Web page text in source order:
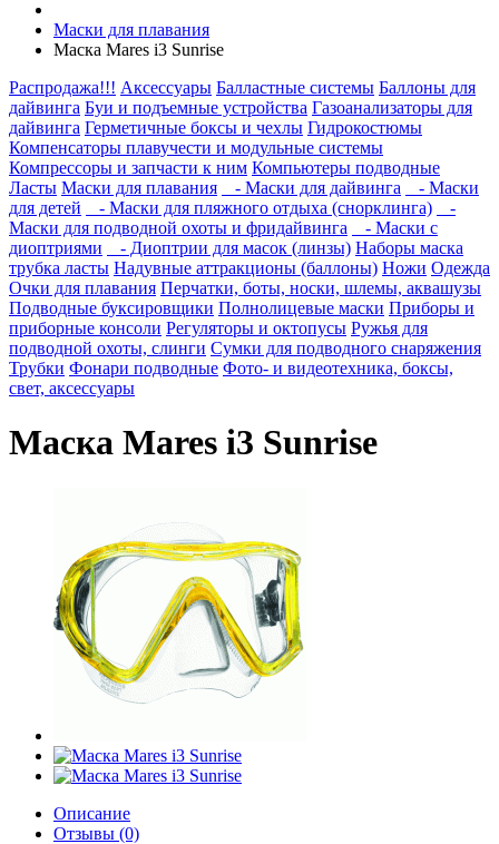
Маски для плавания
Маска Mares i3 Sunrise
Распродажа!!! Аксессуары Балластные системы Баллоны для
дайвинга Буи и подъемные устройства Газоанализаторы для
дайвинга Герметичные боксы и чехлы Гидрокостюмы
Компенсаторы плавучести и модульные системы
Компрессоры и запчасти к ним Компьютеры подводные
Ласты Маски для плавания - Маски для дайвинга
- Маски
для детей
- Маски для пляжного отдыха (снорклинга)
-
Маски для подводной охоты и фридайвинга
- Маски с
диоптриями
- Диоптрии для масок (линзы) Наборы маска
трубка ласты Надувные аттракционы (баллоны) Ножи Одежда
Очки для плавания Перчатки, боты, носки, шлемы, аквашузы
Подводные буксировщики Полнолицевые маски Приборы и
приборные консоли Регуляторы и октопусы Ружья для
подводной охоты, слинги Сумки для подводного снаряжения
Трубки Фонари подводные Фото- и видеотехника, боксы,
свет, аксессуары
Маска Mares i3 Sunrise
Описание
Отзывы (0)